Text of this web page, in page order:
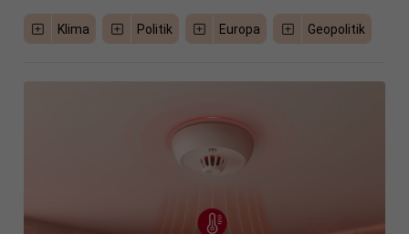
Klima Politik Europa Geopolitik